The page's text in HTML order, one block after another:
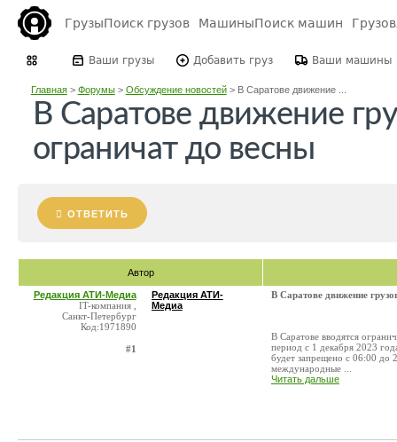
ГрузыПоиск грузов МашиныПоиск машин
Ваши грузы Добавить груз Ваши машины
Главная> Форумы> Обсуждение новостей> В Саратове движение ...
В Саратове движение
ограничат до весны
ОТВЕТИТЬ
Автор
Редакция АТИ-Медиа
IT-компания ,
Санкт-Петербург
Код:1971890
#1
Редакция АТИ-
Медиа
В Саратове движение
В Саратове вводятся
период с 1 декабря 2023
будет запрещено с 06:00 до
международные ...
Читать дальше